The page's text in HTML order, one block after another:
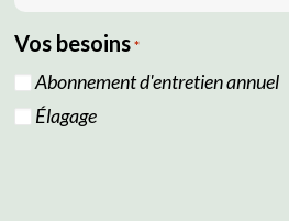
Vos besoins *
Abonnement d'entretien annuel
Élagage